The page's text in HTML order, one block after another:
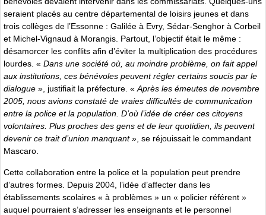
seraient placés au centre départemental de loisirs jeunes et dans
trois collèges de l’Essonne : Galilée à Evry, Sédar-Senghor à Corbeil
et Michel-Vignaud à Morangis. Partout, l’objectif était le même :
désamorcer les conflits afin d’éviter la multiplication des procédures
lourdes. « Dans une société où, au moindre problème, on fait appel
aux institutions, ces bénévoles peuvent régler certains soucis par le
dialogue », justifiait la préfecture. «Après les émeutes de novembre
2005, nous avions constaté de vraies difficultés de communication
entre la police et la population. D’où l’idée de créer ces citoyens
volontaires. Plus proches des gens et de leur quotidien, ils peuvent
devenir ce trait d’union manquant», se réjouissait le commandant
Mascaro.
Cette collaboration entre la police et la population peut prendre
d’autres formes. Depuis 2004, l’idée d’affecter dans les
établissements scolaires « à problèmes » un « policier référent »
auquel pourraient s’adresser les enseignants et le personnel